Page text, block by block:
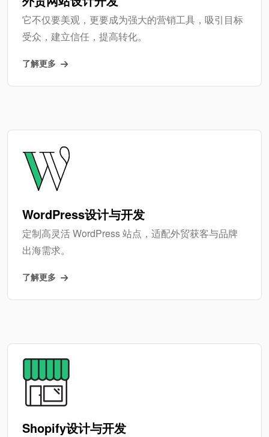
它不仅要美观，更要成为强大的营销工具，吸引目标
受众，建立信任，提高转化。
了解更多
WordPress设计与开发
定制高灵活 WordPress 站点，适配外贸获客与品牌
出海需求。
了解更多
Shopify设计与开发